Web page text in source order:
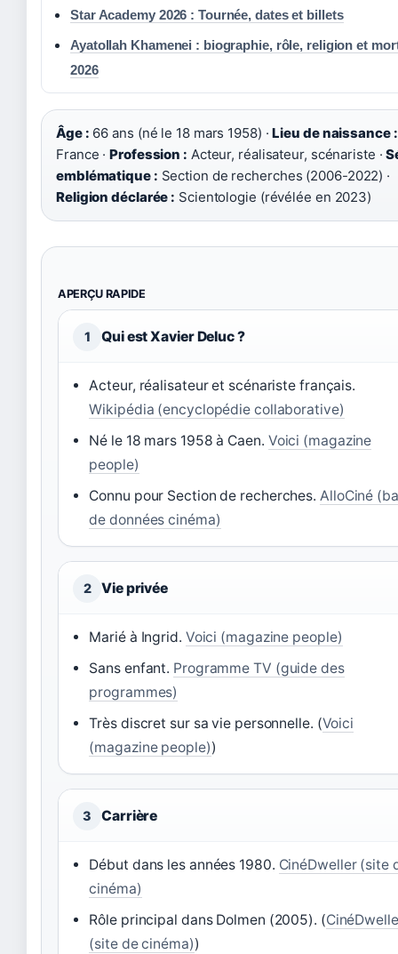
Star Academy 2026 : Tournée, dates et billets
Ayatollah Khamenei : biographie, rôle, religion et
2026
Âge : 66 ans (né le 18 mars 1958) ·Lieu de naissance :
France ·Profession : Acteur, réalisateur, scénariste ·
emblématique : Section de recherches (2006-2022) ·
Religion déclarée : Scientologie (révélée en 2023)
APERÇU RAPIDE
1 Qui est Xavier Deluc ?
Acteur, réalisateur et scénariste français.
Wikipédia (encyclopédie collaborative)
Né le 18 mars 1958 à Caen. Voici (magazine
people)
Connu pour Section de recherches. AlloCiné
de données cinéma)
2 Vie privée
Marié à Ingrid. Voici (magazine people)
Sans enfant. Programme TV (guide des
programmes)
Très discret sur sa vie personnelle. (Voici
(magazine people))
3 Carrière
Début dans les années 1980. CinéDweller (site
cinéma)
Rôle principal dans Dolmen (2005). (
(site de cinéma))